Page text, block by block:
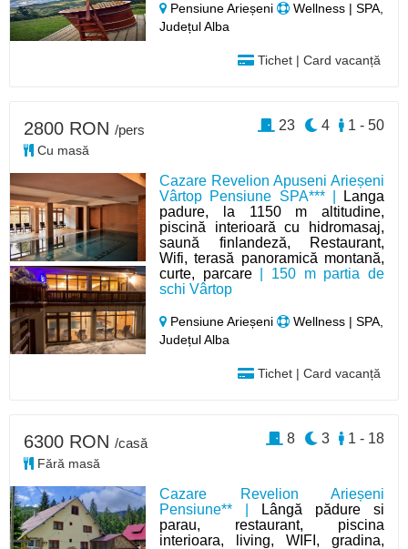
Pensiune Arieșeni
Wellness | SPA,
Județul Alba
Tichet | Card vacanță
Cazare Revelion Apuseni Arieșeni
Vârtop Pensiune SPA*** |
Langa
padure, la 1150 m altitudine,
piscină interioară cu hidromasaj,
saună finlandeză, Restaurant,
Wifi, terasă panoramică montană,
curte, parcare| 150 m partia de
schi Vârtop
Pensiune Arieșeni
Wellness | SPA,
Județul Alba
Tichet | Card vacanță
2800 RON /pers
Cu masă
1 - 50
4
23
Cazare Revelion Arieșeni
Pensiune** |
Lângă pădure si
parau, restaurant, piscina
interioara, living, WIFI, gradina,
6300 RON /casă
Fără masă
1 - 18
3
8